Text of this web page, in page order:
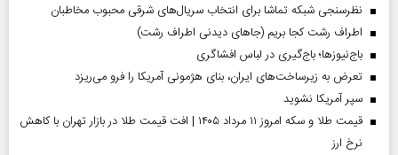
نظرسنجی شبکه تماشا برای انتخاب سریال‌های شرقی محبوب مخاطبان
اطراف رشت کجا بریم (جاهای دیدنی اطراف رشت)
باج‌نیوزها؛ باج‌گیری در لباس افشاگری
تعرض به زیرساخت‌های ایران، بنای هژمونی آمریکا را فرو می‌ریزد
سپر آمریکا نشوید
قیمت طلا و سکه امروز ۱۱ مرداد ۱۴۰۵ | افت قیمت طلا در بازار تهران با کاهش
نرخ ارز